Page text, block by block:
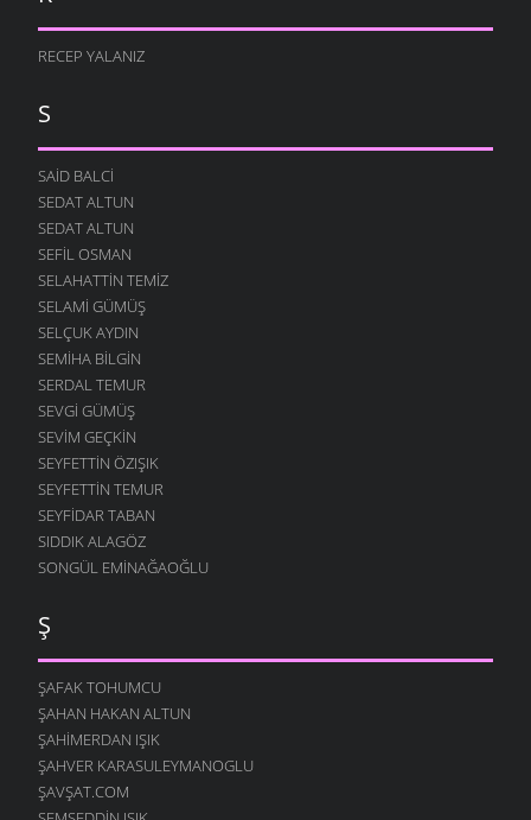
RECEP YALANIZ
S
SAID BALCI
SEDAT ALTUN
SEDAT ALTUN
SEFIL OSMAN
SELAHATTIN TEMIZ
SELAMI GÜMÜŞ
SELÇUK AYDIN
SEMIHA BILGIN
SERDAL TEMUR
SEVGI GÜMÜŞ
SEVIM GEÇKIN
SEYFETTIN ÖZIŞIK
SEYFETTIN TEMUR
SEYFIDAR TABAN
SIDDIK ALAGÖZ
SONGÜL EMINAĞAOĞLU
Ş
ŞAFAK TOHUMCU
ŞAHAN HAKAN ALTUN
ŞAHIMERDAN IŞIK
ŞAHVER KARASULEYMANOGLU
ŞAVŞAT.COM